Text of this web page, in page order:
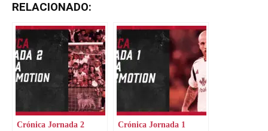
RELACIONADO:
Crónica Jornada 2
Crónica Jornada 1